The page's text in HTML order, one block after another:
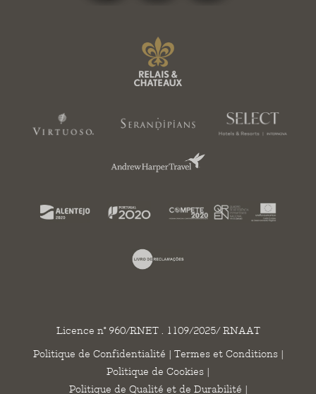
Licence n° 960/RNET . 1109/2025/ RNAAT
Politique de Confidentialité | Termes et Conditions|
Politique de Cookies |
Politique de Qualité et de Durabilité |